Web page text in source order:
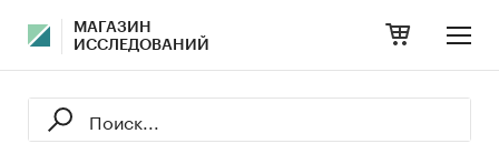
МАГАЗИН
ИССЛЕДОВАНИЙ